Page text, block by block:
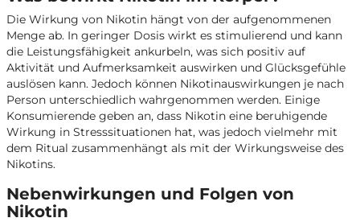
Die Wirkung von Nikotin hängt von der aufgenommenen
Menge ab. In geringer Dosis wirkt es stimulierend und kann
die Leistungsfähigkeit ankurbeln, was sich positiv auf
Aktivität und Aufmerksamkeit auswirken und Glücksgefühle
auslösen kann. Jedoch können Nikotinauswirkungen je nach
Person unterschiedlich wahrgenommen werden. Einige
Konsumierende geben an, dass Nikotin eine beruhigende
Wirkung in Stresssituationen hat, was jedoch vielmehr mit
dem Ritual zusammenhängt als mit der Wirkungsweise des
Nikotins.
Nebenwirkungen und Folgen von
Nikotin